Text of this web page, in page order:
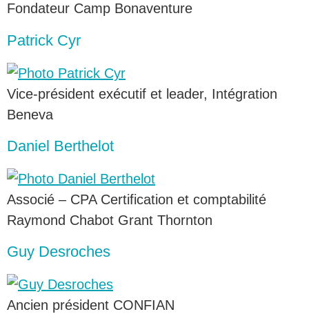
Fondateur Camp Bonaventure
Patrick Cyr
Vice-président exécutif et leader, Intégration
Beneva
Daniel Berthelot
Associé – CPA Certification et comptabilité
Raymond Chabot Grant Thornton
Guy Desroches
Ancien président CONFIAN